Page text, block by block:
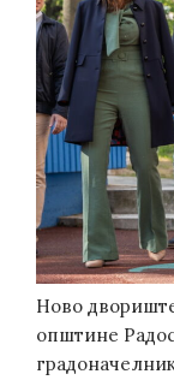
Ново
општине